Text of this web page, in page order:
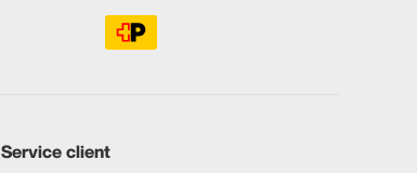
Service client